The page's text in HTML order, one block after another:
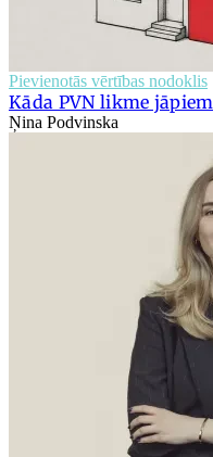
Pievienotās vērtības nodoklis
Kāda PVN likme
Ņina Podvinska